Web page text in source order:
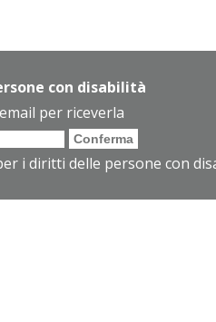
con disabilità
per riceverla
i diritti delle persone con